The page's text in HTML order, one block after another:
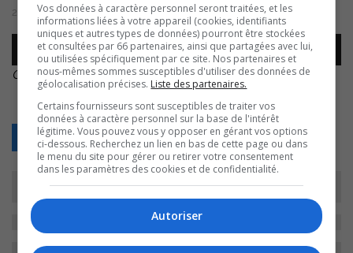
27 octobre 2022 | Par Sylvain Rochon
Lecteur
audio
00:00 00:00
Corina Bastiani – IO Expérience – 20221027.
Retour
Vos données à caractère personnel seront traitées, et les
informations liées à votre appareil (cookies, identifiants
uniques et autres types de données) pourront être stockées
et consultées par 66 partenaires, ainsi que partagées avec lui,
ou utilisées spécifiquement par ce site. Nos partenaires et
nous-mêmes sommes susceptibles d'utiliser des données de
géolocalisation précises. Liste des partenaires.
Certains fournisseurs sont susceptibles de traiter vos
données à caractère personnel sur la base de l'intérêt
légitime. Vous pouvez vous y opposer en gérant vos options
ci-dessous. Recherchez un lien en bas de cette page ou dans
le menu du site pour gérer ou retirer votre consentement
dans les paramètres des cookies et de confidentialité.
Autoriser